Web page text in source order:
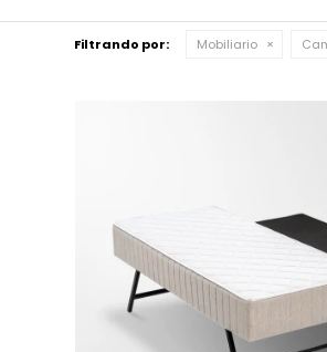
Filtrando por: Mobiliario